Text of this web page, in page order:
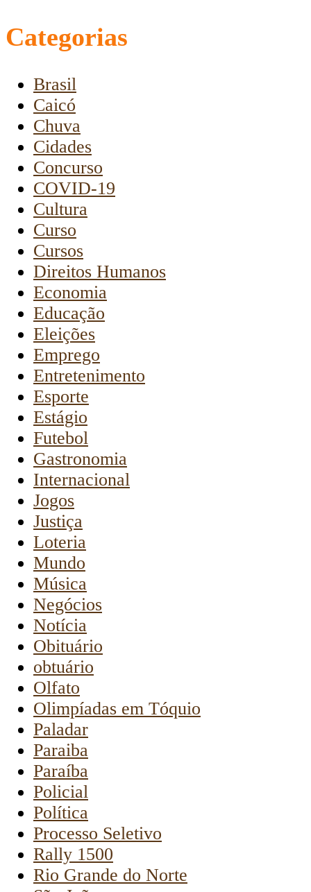
Categorias
Brasil
Caicó
Chuva
Cidades
Concurso
COVID-19
Cultura
Curso
Cursos
Direitos Humanos
Economia
Educação
Eleições
Emprego
Entretenimento
Esporte
Estágio
Futebol
Gastronomia
Internacional
Jogos
Justiça
Loteria
Mundo
Música
Negócios
Notícia
Obituário
obtuário
Olfato
Olimpíadas em Tóquio
Paladar
Paraiba
Paraíba
Policial
Política
Processo Seletivo
Rally 1500
Rio Grande do Norte